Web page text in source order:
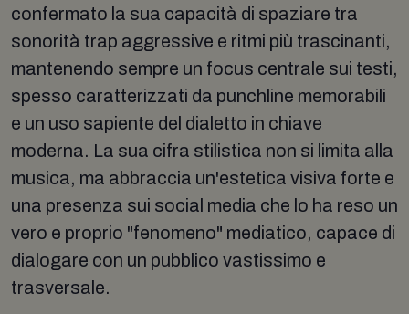
confermato la sua capacità di spaziare tra
sonorità trap aggressive e ritmi più trascinanti,
mantenendo sempre un focus centrale sui testi,
spesso caratterizzati da punchline memorabili
e un uso sapiente del dialetto in chiave
moderna. La sua cifra stilistica non si limita alla
musica, ma abbraccia un'estetica visiva forte e
una presenza sui social media che lo ha reso un
vero e proprio "fenomeno" mediatico, capace di
dialogare con un pubblico vastissimo e
trasversale.